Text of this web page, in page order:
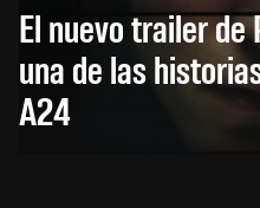
El nuevo trailer
una de las
A24